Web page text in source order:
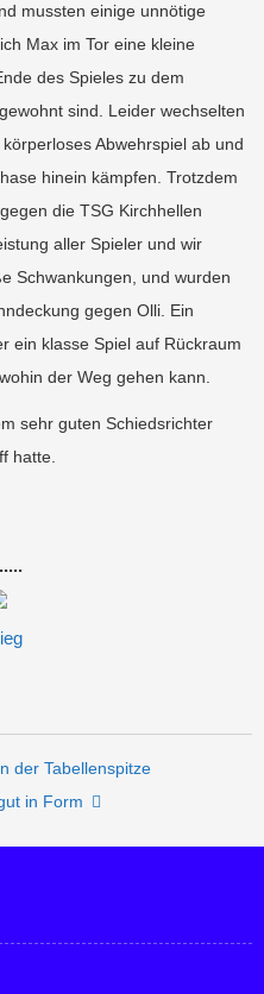
mussten einige unnötige
Max im Tor eine kleine
des Spieles zu dem
sind. Leider wechselten
Abwehrspiel ab und
hinein kämpfen. Trotzdem
die TSG Kirchhellen
aller Spieler und wir
Schwankungen, und wurden
gegen Olli. Ein
ein klasse Spiel auf Rückraum
der Weg gehen kann.
sehr guten Schiedsrichter
hatte.
der Tabellenspitze
in Form